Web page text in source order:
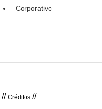
Corporativo
// Créditos //